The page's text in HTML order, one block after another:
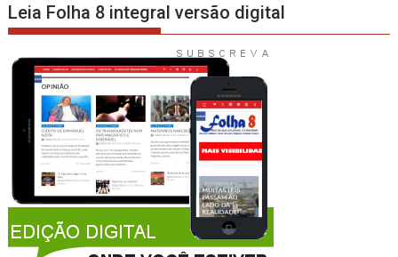
Leia Folha 8 integral versão digital